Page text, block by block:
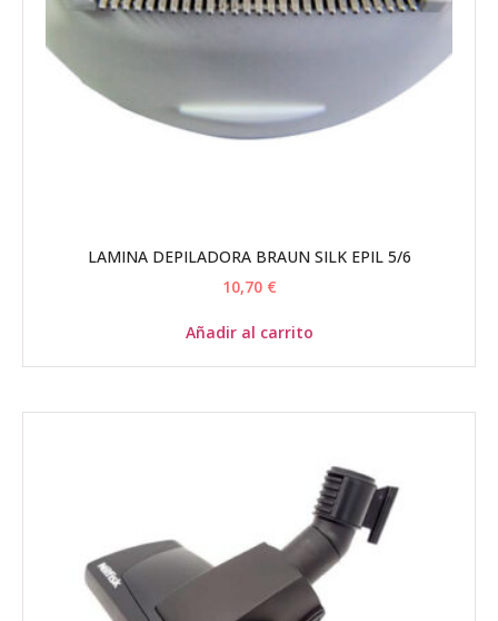
LAMINA DEPILADORA BRAUN SILK EPIL 5/6
10,70 €
Añadir al carrito